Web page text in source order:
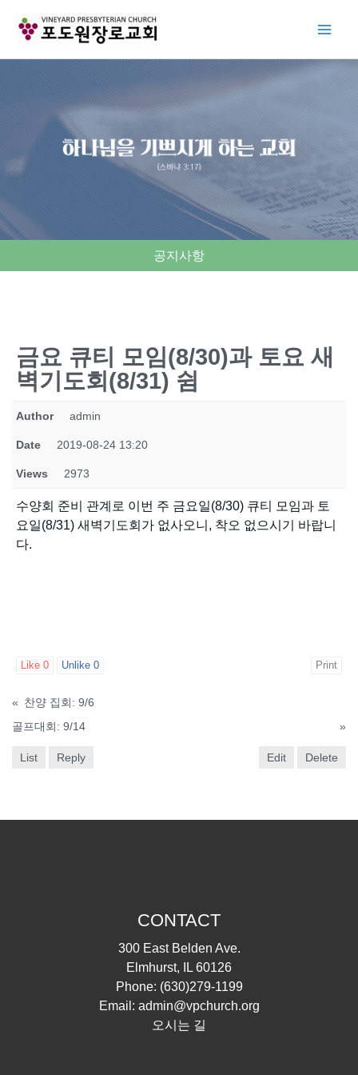
공지사항
금요 큐티 모임(8/30)과 토요 새
벽기도회(8/31) 쉼
Author admin
Date 2019-08-24 13:20
Views 2973
수양회 준비 관계로 이번 주 금요일(8/30) 큐티 모임과 토
요일(8/31) 새벽기도회가 없사오니, 착오 없으시기 바랍니
다.
Like 0 Unlike 0 Print
« 찬양 집회: 9/6
골프대회: 9/14
»
List Reply Edit Delete
CONTACT
300 East Belden Ave.
Elmhurst, IL 60126
Phone: (630)279-1199
Email: admin@vpchurch.org
오시는 길